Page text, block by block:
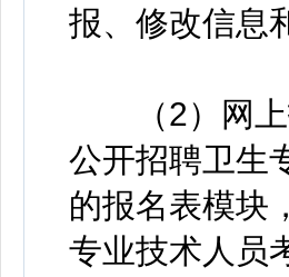
报、修改信息
（2）网上
公开招聘卫生
的报名表模块
专业技术人员